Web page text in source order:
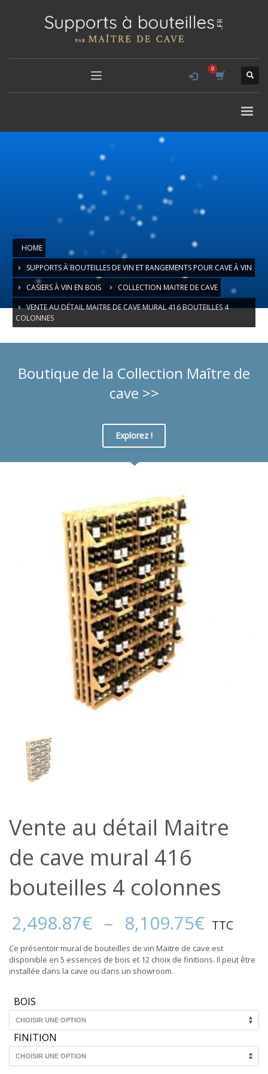
HOME
SUPPORTS À BOUTEILLES DE VIN ET RANGEMENTS POUR CAVE À VIN
CASIERS À VIN EN BOIS
COLLECTION MAITRE DE CAVE
VENTE AU DÉTAIL MAITRE DE CAVE MURAL 416 BOUTEILLES 4
COLONNES
Boutique de la Collection Maître de
cave >>
Explorez !
Vente au détail Maitre
de cave mural 416
bouteilles 4 colonnes
2,498.87€ – 8,109.75€ Plage
de
prix :
à
TTC
Ce présentoir mural de bouteilles de vin Maitre de cave est
disponible en 5 essences de bois et 12 choix de finitions. Il peut être
installée dans la cave ou dans un showroom.
BOIS
FINITION